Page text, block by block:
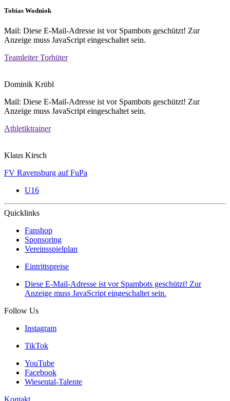
Tobias Wodniok
Mail: Diese E-Mail-Adresse ist vor Spambots geschützt! Zur
Anzeige muss JavaScript eingeschaltet sein.
Teamleiter Torhüter
Dominik Krübl
Mail: Diese E-Mail-Adresse ist vor Spambots geschützt! Zur
Anzeige muss JavaScript eingeschaltet sein.
Athletiktrainer
Klaus Kirsch
FV Ravensburg auf FuPa
U16
Quicklinks
Fanshop
Sponsoring
Vereinsspielplan
Eintrittspreise
Diese E-Mail-Adresse ist vor Spambots geschützt! Zur
Anzeige muss JavaScript eingeschaltet sein.
Follow Us
Instagram
TikTok
YouTube
Facebook
Wiesental-Talente
Kontakt